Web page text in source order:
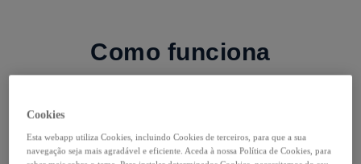
Como funciona
1Serviço personalizado
Responde ao questionário e personaliza o serviço às tuas
Cookies
Esta webapp utiliza Cookies, incluindo Cookies de terceiros, para que a sua
navegação seja mais agradável e eficiente. Aceda à nossa Política de Cookies, para